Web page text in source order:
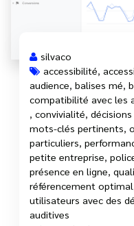
silvaco
accessibilité,
audience, balises mé,
compatibilité avec les
, convivialité,
mots-clés pertinents,
particuliers,
petite entreprise,
présence en ligne,
référencement optimal
utilisateurs avec des
auditives